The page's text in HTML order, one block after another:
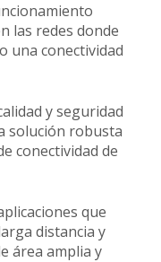
las redes donde
una conectividad
y seguridad
solución robusta
conectividad de
que
distancia y
área amplia y